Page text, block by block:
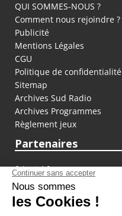
QUI SOMMES-NOUS ?
Comment nous rejoindre ?
Publicité
Mentions Légales
CGU
Politique de confidentialité
Sitemap
Archives Sud Radio
Archives Programmes
Règlement jeux
Partenaires
fiducial.fr
lyoncapitale.fr
olympique-et-lyonnais.com